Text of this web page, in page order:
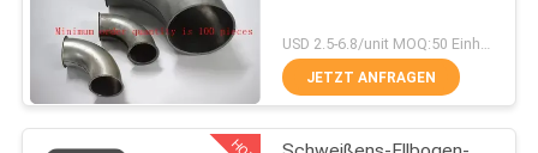
NACHRICHTEN
FÄLLE
Schnelle Freigabe-
Bohrrohrklemme
JETZT ANFRAGEN